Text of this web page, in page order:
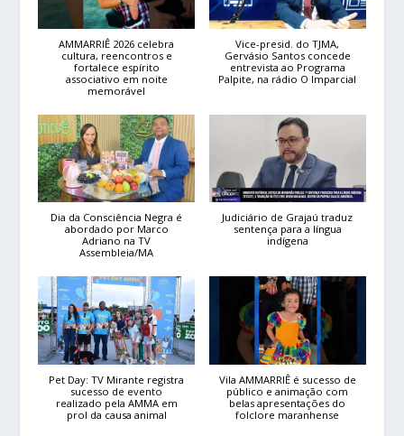
AMMARRIÊ 2026 celebra
cultura, reencontros e
fortalece espírito
associativo em noite
memorável
Vice-presid. do TJMA,
Gervásio Santos concede
entrevista ao Programa
Palpite, na rádio O Imparcial
Dia da Consciência Negra é
abordado por Marco
Adriano na TV
Assembleia/MA
Judiciário de Grajaú traduz
sentença para a língua
indígena
Pet Day: TV Mirante registra
sucesso de evento
realizado pela AMMA em
prol da causa animal
Vila AMMARRIÊ é sucesso de
público e animação com
belas apresentações do
folclore maranhense